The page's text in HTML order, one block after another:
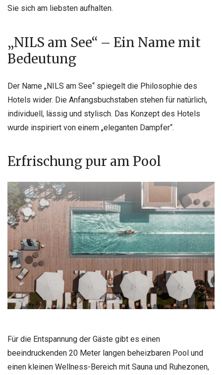
Sie sich am liebsten aufhalten.
„NILS am See“ – Ein Name mit
Bedeutung
Der Name „NILS am See“ spiegelt die Philosophie des
Hotels wider. Die Anfangsbuchstaben stehen für natürlich,
individuell, lässig und stylisch. Das Konzept des Hotels
wurde inspiriert von einem „eleganten Dampfer“.
Erfrischung pur am Pool
Für die Entspannung der Gäste gibt es einen
beeindruckenden 20 Meter langen beheizbaren Pool und
einen kleinen Wellness-Bereich mit Sauna und Ruhezonen,